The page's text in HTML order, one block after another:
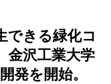
できる緑化コ
金沢工業大学
発を開始。